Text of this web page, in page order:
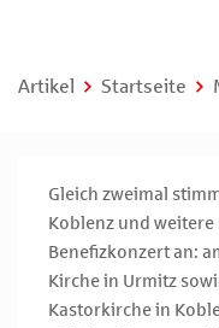
Artikel Startseite
Gleich zweimal
Koblenz und weitere
Benefizkonzert an:
Kirche in Urmitz
Kastorkirche in